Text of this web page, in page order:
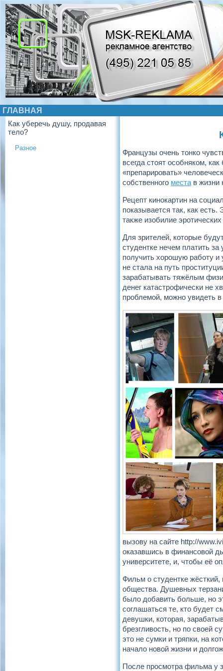
ГЛАВНАЯ
Как уберечь душу, продавая
тело?
Разное
Французы очень тонко
всегда стоят особняком,
«препарировать»
собственного места в жизни
Рецепт кинокартин на
показывается так, как
также изобилие
Для зрителей, которые
студентке нечем платить
получить хорошую работу
не стала на путь
зарабатывать тяжёлым
денег катастрофически не
проблемой, можно увидеть
вызову на сайте http://
оказавшись в финансовой
университете, и, чтобы её
Фильм о студентке
общества. Душевных
было добавить больше, но
соглашаться те, кто будет
девушки, которая,
брезгливость, но по своей
это не сумки и тряпки, на
начало новой жизни и
После просмотра фильма у